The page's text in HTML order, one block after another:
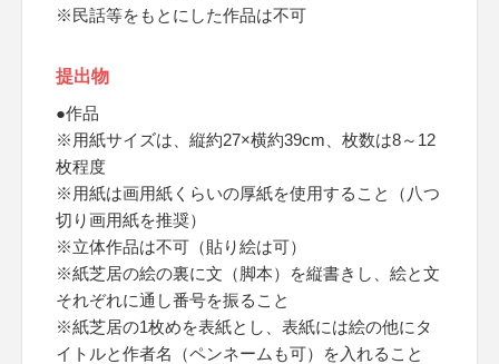
※民話等をもとにした作品は不可
提出物
●作品
※用紙サイズは、縦約27×横約39cm、枚数は8～12
枚程度
※用紙は画用紙くらいの厚紙を使用すること（八つ
切り画用紙を推奨）
※立体作品は不可（貼り絵は可）
※紙芝居の絵の裏に文（脚本）を縦書きし、絵と文
それぞれに通し番号を振ること
※紙芝居の1枚めを表紙とし、表紙には絵の他にタ
イトルと作者名（ペンネームも可）を入れること